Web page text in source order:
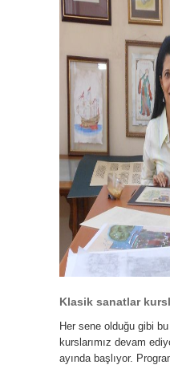
Klasik sanatlar
Her sene olduğu gibi
kurslarımız devam
ayında başlıyor.